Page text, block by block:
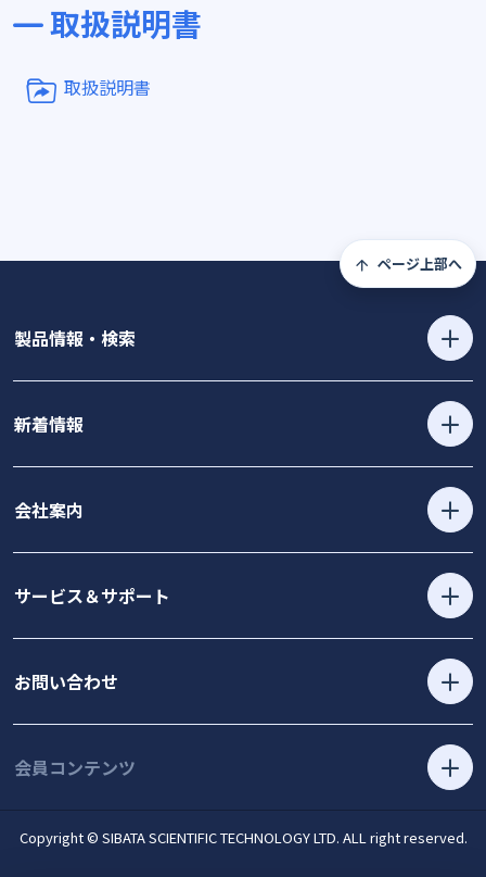
取扱説明書
取扱説明書
ページ上部へ
製品情報・検索
新着情報
会社案内
サービス＆サポート
お問い合わせ
会員コンテンツ
Copyright © SIBATA SCIENTIFIC TECHNOLOGY LTD. ALL right reserved.